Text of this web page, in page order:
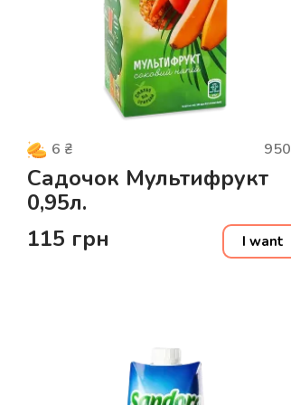
6 ₴ 950
Садочок Мультифрукт
0,95л.
115 грн I want